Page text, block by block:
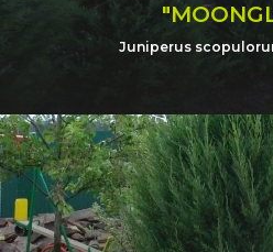
Juniperus